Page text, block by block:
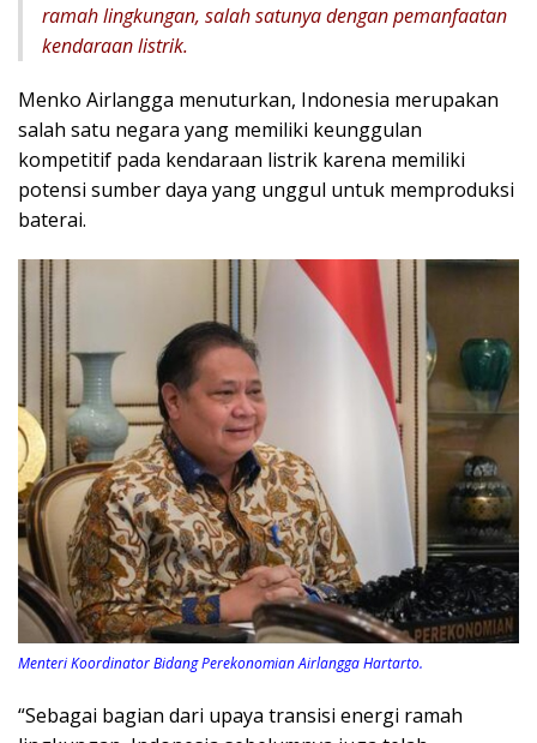
ramah lingkungan, salah satunya dengan pemanfaatan
kendaraan listrik.
Menko Airlangga menuturkan, Indonesia merupakan
salah satu negara yang memiliki keunggulan
kompetitif pada kendaraan listrik karena memiliki
potensi sumber daya yang unggul untuk memproduksi
baterai.
Menteri Koordinator Bidang Perekonomian Airlangga Hartarto.
“Sebagai bagian dari upaya transisi energi ramah